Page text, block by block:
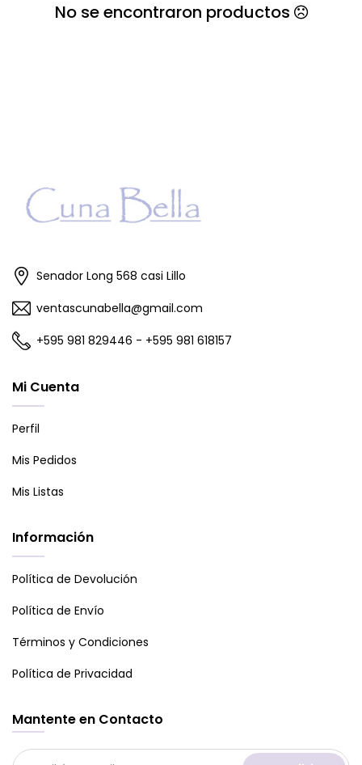
No se encontraron productos
Senador Long 568 casi Lillo
ventascunabella@gmail.com
+595 981 829446 - +595 981 618157
Mi Cuenta
Perfil
Mis Pedidos
Mis Listas
Información
Política de Devolución
Política de Envío
Términos y Condiciones
Política de Privacidad
Mantente en Contacto